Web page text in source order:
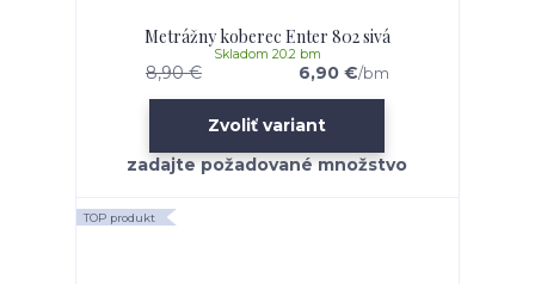
Metrážny koberec Enter 802 sivá
8,90 € 6,90 €/bm
Skladom 20.2 bm
Zvoliť variant
TOP produkt